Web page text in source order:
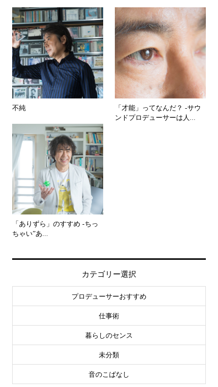
不純
「才能」ってなんだ？ -サウ
ンドプロデューサーは人...
「ありずら」のすすめ -ちっ
ちゃい”あ...
カテゴリー選択
プロデューサーおすすめ
仕事術
暮らしのセンス
未分類
音のこばなし